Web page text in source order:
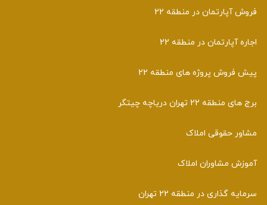
فروش آپارتمان در منطقه 22
اجاره آپارتمان در منطقه 22
پیش فروش پروژه های منطقه 22
برج های منطقه 22 تهران دریاچه چیتگر
مشاور حقوقی املاک
آموزش مشاوران املاک
سرمایه گذاری در منطقه 22 تهران